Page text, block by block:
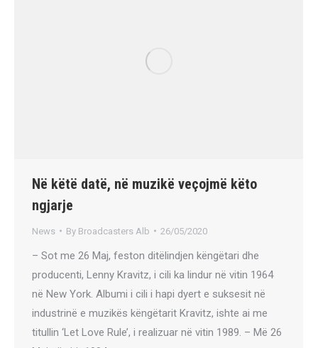
Në këtë datë, në muzikë veçojmë këto
ngjarje
News By Broadcasters Alb 26/05/2020
– Sot me 26 Maj, feston ditëlindjen këngëtari dhe
producenti, Lenny Kravitz, i cili ka lindur në vitin 1964
në New York. Albumi i cili i hapi dyert e suksesit në
industrinë e muzikës këngëtarit Kravitz, ishte ai me
titullin ‘Let Love Rule’, i realizuar në vitin 1989. – Më 26